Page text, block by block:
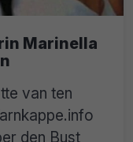
Marinella
van ten
den Bust